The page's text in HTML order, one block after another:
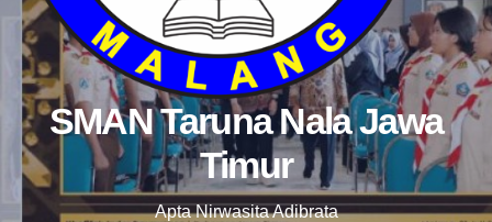
SMAN Taruna Nala Jawa
Timur
Apta Nirwasita Adibrata